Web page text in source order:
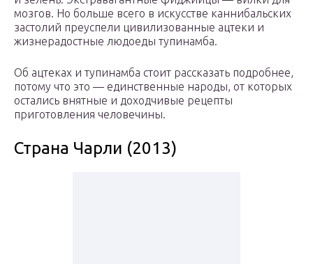
мозгов. Но больше всего в искусстве каннибальских
застолий преуспели цивилизованные ацтеки и
жизнерадостные людоеды тупинамба.
Об ацтеках и тупинамба стоит рассказать подробнее,
потому что это — единственные народы, от которых
остались внятные и доходчивые рецепты
приготовления человечины.
Страна Чарли (2013)